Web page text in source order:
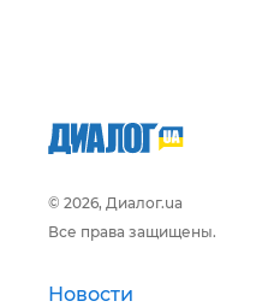
© 2026, Диалог.ua
Все права защищены.
Новости